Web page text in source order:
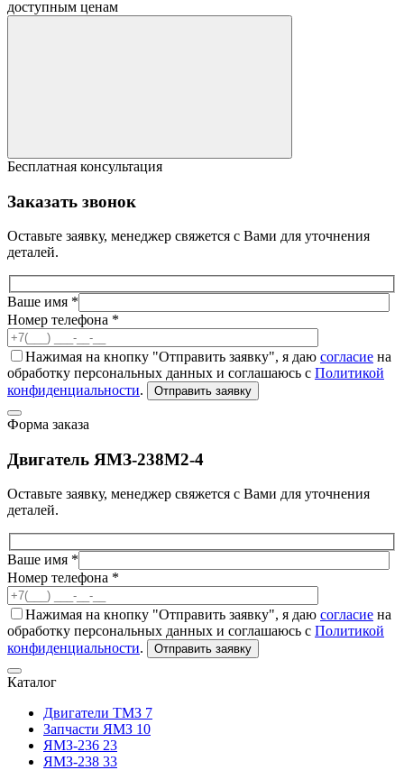
доступным ценам
Бесплатная консультация
Заказать звонок
Оставьте заявку, менеджер свяжется с Вами для уточнения
деталей.
Ваше имя *
Номер телефона *
Нажимая на кнопку "Отправить заявку", я даю согласие на
обработку персональных данных и соглашаюсь с Политикой
конфиденциальности. Отправить заявку
Форма заказа
Двигатель ЯМЗ-238М2-4
Оставьте заявку, менеджер свяжется с Вами для уточнения
деталей.
Ваше имя *
Номер телефона *
Нажимая на кнопку "Отправить заявку", я даю согласие на
обработку персональных данных и соглашаюсь с Политикой
конфиденциальности. Отправить заявку
Каталог
Двигатели ТМЗ 7
Запчасти ЯМЗ 10
ЯМЗ-236 23
ЯМЗ-238 33